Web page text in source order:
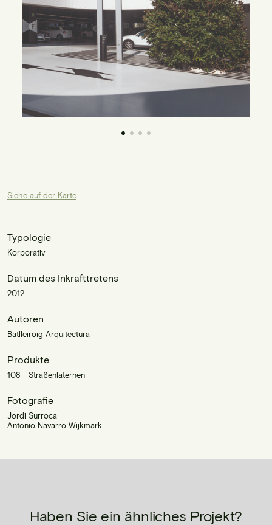
Siehe auf der Karte
Typologie
Korporativ
Datum des Inkrafttretens
2012
Autoren
Batlleiroig Arquitectura
Produkte
108 - Straßenlaternen
Fotografie
Jordi Surroca
Antonio Navarro Wijkmark
Haben Sie ein ähnliches Projekt?